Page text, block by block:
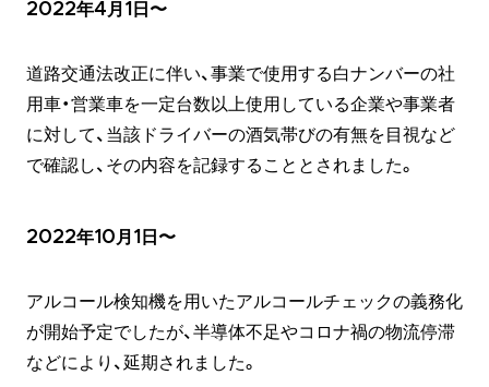
2022年4月1日〜
道路交通法改正に伴い、事業で使用する白ナンバーの社
用車・営業車を一定台数以上使用している企業や事業者
に対して、当該ドライバーの酒気帯びの有無を目視など
で確認し、その内容を記録することとされました。
2022年10月1日〜
アルコール検知機を用いたアルコールチェックの義務化
が開始予定でしたが、半導体不足やコロナ禍の物流停滞
などにより、延期されました。